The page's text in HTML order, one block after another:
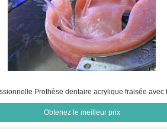
Prothèse dentaire acrylique fraisée avec
Obtenez le meilleur prix